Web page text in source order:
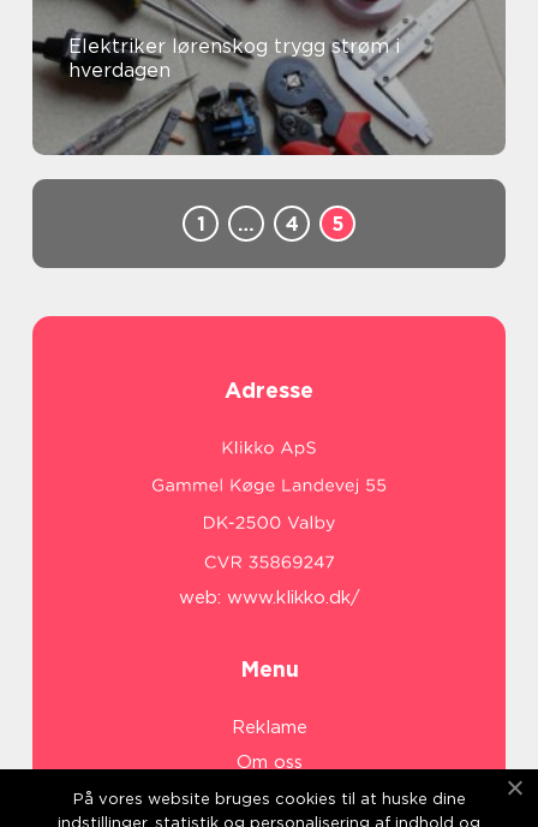
Elektriker lørenskog trygg strøm i
hverdagen
1 … 4 5
Adresse
web: www.klikko.dk/
Menu
Reklame
Om oss
Cookies
På vores website bruges cookies til at huske dine
indstillinger, statistik og personalisering af indhold og